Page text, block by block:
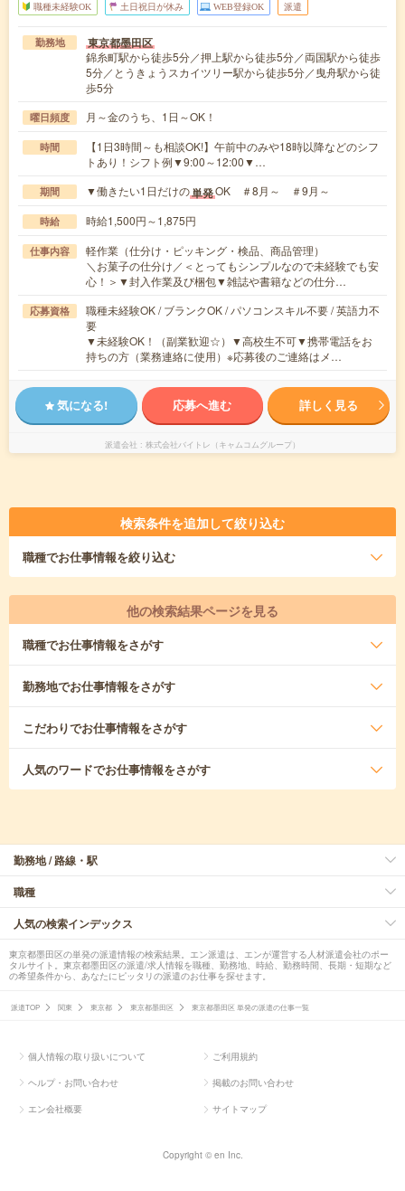
職種未経験OK 土日祝日が休み WEB登録OK 派遣
勤務地 東京都墨田区
錦糸町駅から徒歩5分／押上駅から徒歩5分／両国駅から徒歩
5分／とうきょうスカイツリー駅から徒歩5分／曳舟駅から徒
歩5分
曜日頻度 月～金のうち、1日～OK！
時間
【1日3時間～も相談OK!】午前中のみや18時以降などのシフ
トあり！シフト例▼9:00～12:00▼…
期間 ▼働きたい1日だけの単発OK ＃8月～ ＃9月～
時給 時給1,500円～1,875円
仕事内容
軽作業（仕分け・ピッキング・検品、商品管理）
＼お菓子の仕分け／＜とってもシンプルなので未経験でも安
心！＞▼封入作業及び梱包▼雑誌や書籍などの仕分…
応募資格
職種未経験OK / ブランクOK / パソコンスキル不要 / 英語力不
要
▼未経験OK！（副業歓迎☆）▼高校生不可▼携帯電話をお
持ちの方（業務連絡に使用）※応募後のご連絡はメ…
気になる! 応募へ進む 詳しく見る
派遣会社 株式会社バイトレ（キャムコムグループ）
検索条件を追加して絞り込む
職種でお仕事情報を絞り込む
他の検索結果ページを見る
職種でお仕事情報をさがす
勤務地でお仕事情報をさがす
こだわりでお仕事情報をさがす
人気のワードでお仕事情報をさがす
勤務地 / 路線・駅
職種
人気の検索インデックス
東京都墨田区の単発の派遣情報の検索結果。エン派遣は、エンが運営する人材派遣会社のポー
タルサイト。東京都墨田区の派遣/求人情報を職種、勤務地、時給、勤務時間、長期・短期など
の希望条件から、あなたにピッタリの派遣のお仕事を探せます。
派遣TOP 関東 東京都 東京都墨田区 東京都墨田区 単発の派遣の仕事一覧
個人情報の取り扱いについて ご利用規約
ヘルプ・お問い合わせ 掲載のお問い合わせ
エン会社概要 サイトマップ
Copyright © en Inc.